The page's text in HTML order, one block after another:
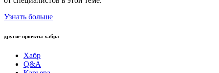
Узнать больше
другие проекты хабра
Хабр
Q&A